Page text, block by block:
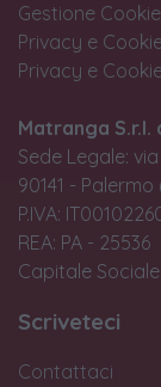
Gestione
Privacy e
Privacy e
Matranga S.r.l.
Sede Legale:
90141 - Palermo
P.IVA:
REA: PA - 25536
Capitale
Scriveteci
Contattaci